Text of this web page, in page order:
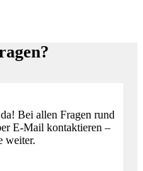
Bei allen Fragen rund
E-Mail kontaktieren –
weiter.